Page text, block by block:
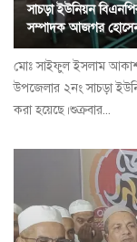
সাচড়া ইউনিয়ন
সম্পাদক আজগর
মোঃ সাইফুল ইসলাম আকাশ
উপজেলার ২নং সাচড়া
করা হয়েছে।শুক্রবার...